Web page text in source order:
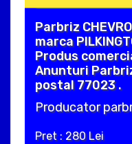
Parbriz
marca
Produs
Anunturi
postal 77023 .
Producator
Pret : 280 Lei